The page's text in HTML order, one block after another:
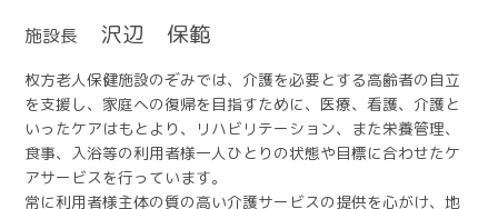
施設長 沢辺 保範
枚方老人保健施設のぞみでは、介護を必要とする高齢者の自立
を支援し、家庭への復帰を目指すために、医療、看護、介護と
いったケアはもとより、リハビリテーション、また栄養管理、
食事、入浴等の利用者様一人ひとりの状態や目標に合わせたケ
アサービスを行っています。
常に利用者様主体の質の高い介護サービスの提供を心がけ、地